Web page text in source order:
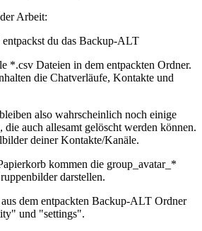
Arbeit:
du das Backup-ALT
*.csv Dateien in dem entpackten Ordner.
die Chatverläufe, Kontakte und
also wahrscheinlich noch einige
die auch allesamt gelöscht werden können.
deiner Kontakte/Kanäle.
kommen die group_avatar_*
darstellen.
dem entpackten Backup-ALT Ordner
und "settings".